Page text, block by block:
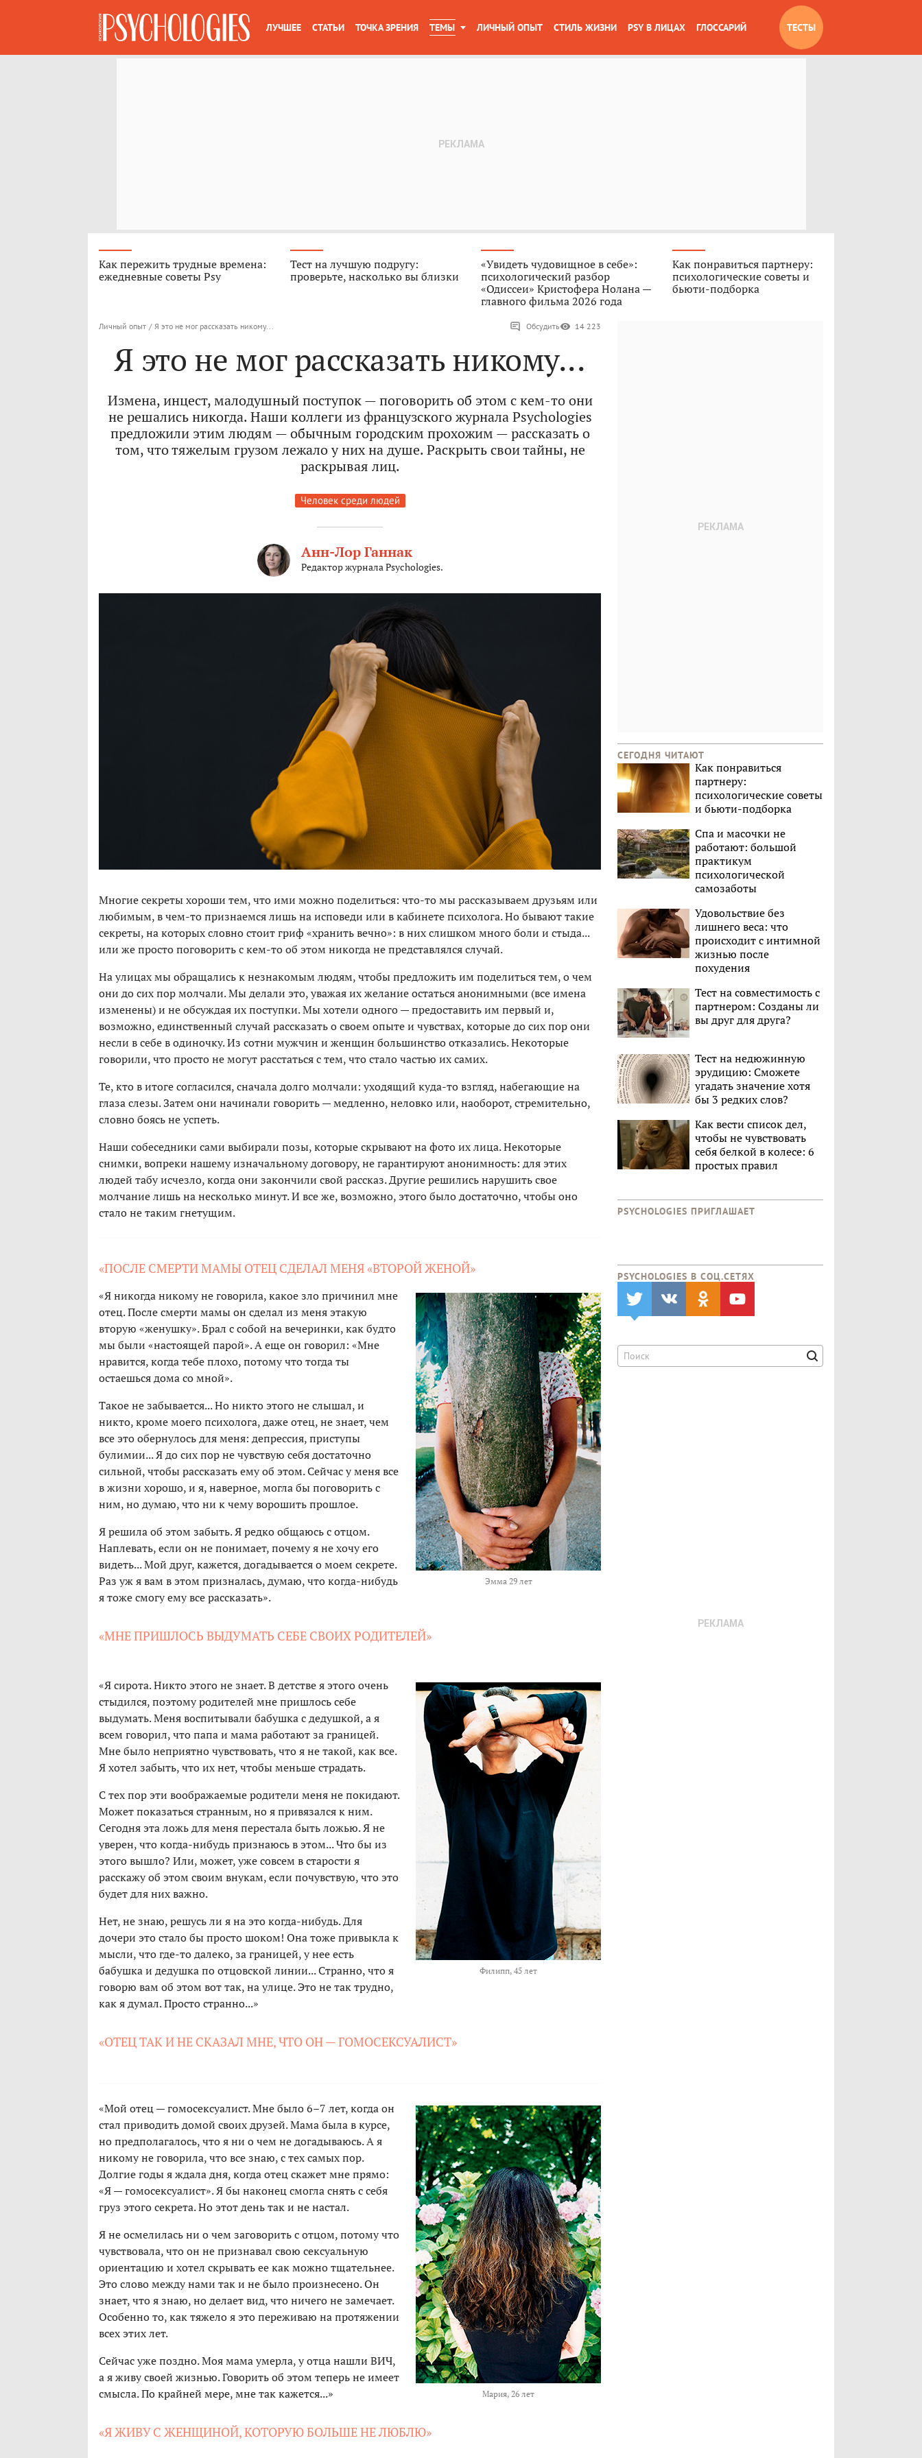
ЛУЧШЕЕ СТАТЬИ ТОЧКА ЗРЕНИЯ ТЕМЫ ЛИЧНЫЙ ОПЫТ СТИЛЬ ЖИЗНИ PSY В ЛИЦАХ ГЛОССАРИЙ ТЕСТЫ
Как пережить трудные времена:
ежедневные советы Psy
Тест на лучшую подругу:
проверьте, насколько вы близки
«Увидеть чудовищное в себе»:
психологический разбор
«Одиссеи» Кристофера Нолана —
главного фильма 2026 года
Как понравиться партнеру:
психологические советы и
бьюти-подборка
Личный опыт / Я это не мог рассказать никому... Обсудить 14 223
Я это не мог рассказать никому...
Измена, инцест, малодушный поступок — поговорить об этом с кем-то они
не решались никогда. Наши коллеги из французского журнала Psychologies
предложили этим людям — обычным городским прохожим — рассказать о
том, что тяжелым грузом лежало у них на душе. Раскрыть свои тайны, не
раскрывая лиц.
Человек среди людей
Анн-Лор Ганнак
Редактор журнала Psychologies.
Многие секреты хороши тем, что ими можно поделиться: что-то мы рассказываем друзьям или
любимым, в чем-то признаемся лишь на исповеди или в кабинете психолога. Но бывают такие
секреты, на которых словно стоит гриф «хранить вечно»: в них слишком много боли и стыда...
или же просто поговорить с кем-то об этом никогда не представлялся случай.
На улицах мы обращались к незнакомым людям, чтобы предложить им поделиться тем, о чем
они до сих пор молчали. Мы делали это, уважая их желание остаться анонимными (все имена
изменены) и не обсуждая их поступки. Мы хотели одного — предоставить им первый и,
возможно, единственный случай рассказать о своем опыте и чувствах, которые до сих пор они
несли в себе в одиночку. Из сотни мужчин и женщин большинство отказались. Некоторые
говорили, что просто не могут расстаться с тем, что стало частью их самих.
Те, кто в итоге согласился, сначала долго молчали: уходящий куда-то взгляд, набегающие на
глаза слезы. Затем они начинали говорить — медленно, неловко или, наоборот, стремительно,
словно боясь не успеть.
Наши собеседники сами выбирали позы, которые скрывают на фото их лица. Некоторые
снимки, вопреки нашему изначальному договору, не гарантируют анонимность: для этих
людей табу исчезло, когда они закончили свой рассказ. Другие решились нарушить свое
молчание лишь на несколько минут. И все же, возможно, этого было достаточно, чтобы оно
стало не таким гнетущим.
«ПОСЛЕ СМЕРТИ МАМЫ ОТЕЦ СДЕЛАЛ МЕНЯ «ВТОРОЙ ЖЕНОЙ»
Эмма 29 лет
«Я никогда никому не говорила, какое зло причинил мне
отец. После смерти мамы он сделал из меня этакую
вторую «женушку». Брал с собой на вечеринки, как будто
мы были «настоящей парой». А еще он говорил: «Мне
нравится, когда тебе плохо, потому что тогда ты
остаешься дома со мной».
Такое не забывается... Но никто этого не слышал, и
никто, кроме моего психолога, даже отец, не знает, чем
все это обернулось для меня: депрессия, приступы
булимии... Я до сих пор не чувствую себя достаточно
сильной, чтобы рассказать ему об этом. Сейчас у меня все
в жизни хорошо, и я, наверное, могла бы поговорить с
ним, но думаю, что ни к чему ворошить прошлое.
Я решила об этом забыть. Я редко общаюсь с отцом.
Наплевать, если он не понимает, почему я не хочу его
видеть... Мой друг, кажется, догадывается о моем секрете.
Раз уж я вам в этом призналась, думаю, что когда-нибудь
я тоже смогу ему все рассказать».
«МНЕ ПРИШЛОСЬ ВЫДУМАТЬ СЕБЕ СВОИХ РОДИТЕЛЕЙ»
Филипп, 45 лет
«Я сирота. Никто этого не знает. В детстве я этого очень
стыдился, поэтому родителей мне пришлось себе
выдумать. Меня воспитывали бабушка с дедушкой, а я
всем говорил, что папа и мама работают за границей.
Мне было неприятно чувствовать, что я не такой, как все.
Я хотел забыть, что их нет, чтобы меньше страдать.
С тех пор эти воображаемые родители меня не покидают.
Может показаться странным, но я привязался к ним.
Сегодня эта ложь для меня перестала быть ложью. Я не
уверен, что когда-нибудь признаюсь в этом... Что бы из
этого вышло? Или, может, уже совсем в старости я
расскажу об этом своим внукам, если почувствую, что это
будет для них важно.
Нет, не знаю, решусь ли я на это когда-нибудь. Для
дочери это стало бы просто шоком! Она тоже привыкла к
мысли, что где-то далеко, за границей, у нее есть
бабушка и дедушка по отцовской линии... Странно, что я
говорю вам об этом вот так, на улице. Это не так трудно,
как я думал. Просто странно...»
«ОТЕЦ ТАК И НЕ СКАЗАЛ МНЕ, ЧТО ОН — ГОМОСЕКСУАЛИСТ»
Мария, 26 лет
«Мой отец — гомосексуалист. Мне было 6–7 лет, когда он
стал приводить домой своих друзей. Мама была в курсе,
но предполагалось, что я ни о чем не догадываюсь. А я
никому не говорила, что все знаю, с тех самых пор.
Долгие годы я ждала дня, когда отец скажет мне прямо:
«Я — гомосексуалист». Я бы наконец смогла снять с себя
груз этого секрета. Но этот день так и не настал.
Я не осмелилась ни о чем заговорить с отцом, потому что
чувствовала, что он не признавал свою сексуальную
ориентацию и хотел скрывать ее как можно тщательнее.
Это слово между нами так и не было произнесено. Он
знает, что я знаю, но делает вид, что ничего не замечает.
Особенно то, как тяжело я это переживаю на протяжении
всех этих лет.
Сейчас уже поздно. Моя мама умерла, у отца нашли ВИЧ,
а я живу своей жизнью. Говорить об этом теперь не имеет
смысла. По крайней мере, мне так кажется...»
«Я ЖИВУ С ЖЕНЩИНОЙ, КОТОРУЮ БОЛЬШЕ НЕ ЛЮБЛЮ»
СЕГОДНЯ ЧИТАЮТ
Как понравиться
партнеру:
психологические советы
и бьюти-подборка
Спа и масочки не
работают: большой
практикум
психологической
самозаботы
Удовольствие без
лишнего веса: что
происходит с интимной
жизнью после
похудения
Тест на совместимость с
партнером: Созданы ли
вы друг для друга?
Тест на недюжинную
эрудицию: Сможете
угадать значение хотя
бы 3 редких слов?
Как вести список дел,
чтобы не чувствовать
себя белкой в колесе: 6
простых правил
PSYCHOLOGIES ПРИГЛАШАЕТ
PSYCHOLOGIES В CОЦ.СЕТЯХ